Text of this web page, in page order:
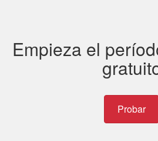
Empieza el
Probar